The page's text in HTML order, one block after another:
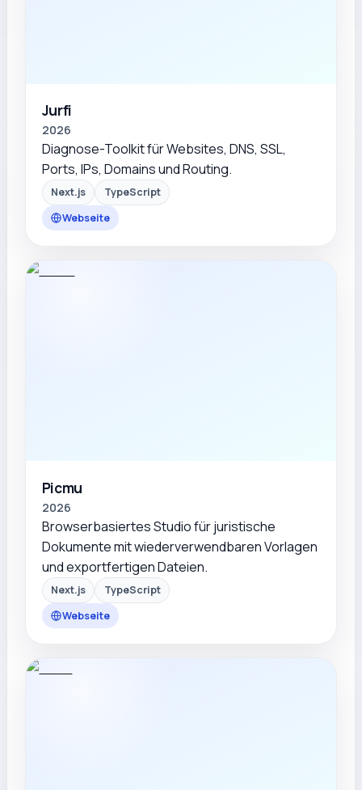
Jurfi
2026
Diagnose-Toolkit für Websites, DNS, SSL,
Ports, IPs, Domains und Routing.
Next.js
TypeScript
Webseite
Picmu
2026
Browserbasiertes Studio für juristische
Dokumente mit wiederverwendbaren Vorlagen
und exportfertigen Dateien.
Next.js
TypeScript
Webseite